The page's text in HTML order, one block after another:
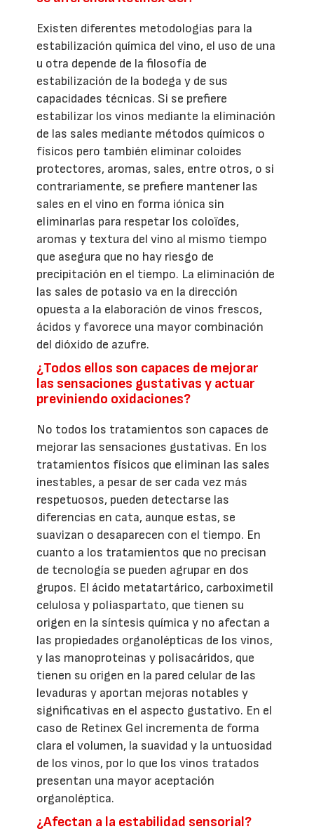
Existen diferentes metodologías para la
estabilización química del vino, el uso de una
u otra depende de la filosofía de
estabilización de la bodega y de sus
capacidades técnicas. Si se prefiere
estabilizar los vinos mediante la eliminación
de las sales mediante métodos químicos o
físicos pero también eliminar coloides
protectores, aromas, sales, entre otros, o si
contrariamente, se prefiere mantener las
sales en el vino en forma iónica sin
eliminarlas para respetar los coloïdes,
aromas y textura del vino al mismo tiempo
que asegura que no hay riesgo de
precipitación en el tiempo. La eliminación de
las sales de potasio va en la dirección
opuesta a la elaboración de vinos frescos,
ácidos y favorece una mayor combinación
del dióxido de azufre.
¿Todos ellos son capaces de mejorar
las sensaciones gustativas y actuar
previniendo oxidaciones?
No todos los tratamientos son capaces de
mejorar las sensaciones gustativas. En los
tratamientos físicos que eliminan las sales
inestables, a pesar de ser cada vez más
respetuosos, pueden detectarse las
diferencias en cata, aunque estas, se
suavizan o desaparecen con el tiempo. En
cuanto a los tratamientos que no precisan
de tecnología se pueden agrupar en dos
grupos. El ácido metatartárico, carboximetil
celulosa y poliaspartato, que tienen su
origen en la síntesis química y no afectan a
las propiedades organolépticas de los vinos,
y las manoproteinas y polisacáridos, que
tienen su origen en la pared celular de las
levaduras y aportan mejoras notables y
significativas en el aspecto gustativo. En el
caso de Retinex Gel incrementa de forma
clara el volumen, la suavidad y la untuosidad
de los vinos, por lo que los vinos tratados
presentan una mayor aceptación
organoléptica.
¿Afectan a la estabilidad sensorial?